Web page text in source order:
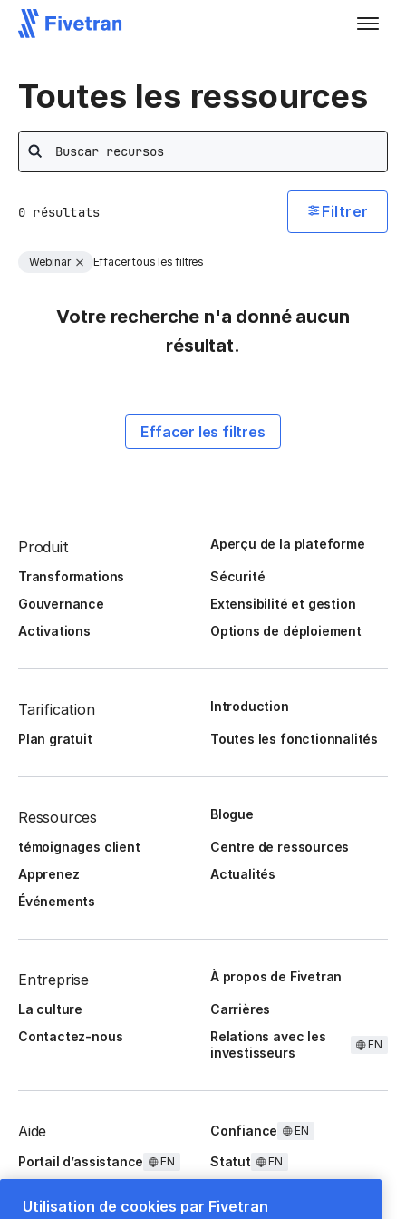
Toutes les ressources
Rechercher
Filtrer
0 résultats
Webinar Effacer tous les filtres
Votre recherche n'a donné aucun
résultat.
Effacer les filtres
Produit Aperçu de la plateforme
Transformations
Sécurité
Gouvernance
Extensibilité et gestion
Activations
Options de déploiement
Tarification Introduction
Plan gratuit Toutes les fonctionnalités
Ressources Blogue
témoignages client
Centre de ressources
Apprenez
Actualités
Événements
Entreprise À propos de Fivetran
La culture
Carrières
Contactez-nous
Relations avec les
investisseurs
EN
Aide Confiance EN
Portail d’assistance EN Statut EN
Utilisation de cookies par Fivetran